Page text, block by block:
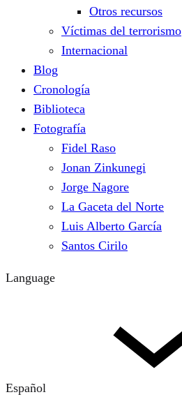
Otros recursos
Víctimas del terrorismo
Internacional
Blog
Cronología
Biblioteca
Fotografía
Fidel Raso
Jonan Zinkunegi
Jorge Nagore
La Gaceta del Norte
Luis Alberto García
Santos Cirilo
Language
Español